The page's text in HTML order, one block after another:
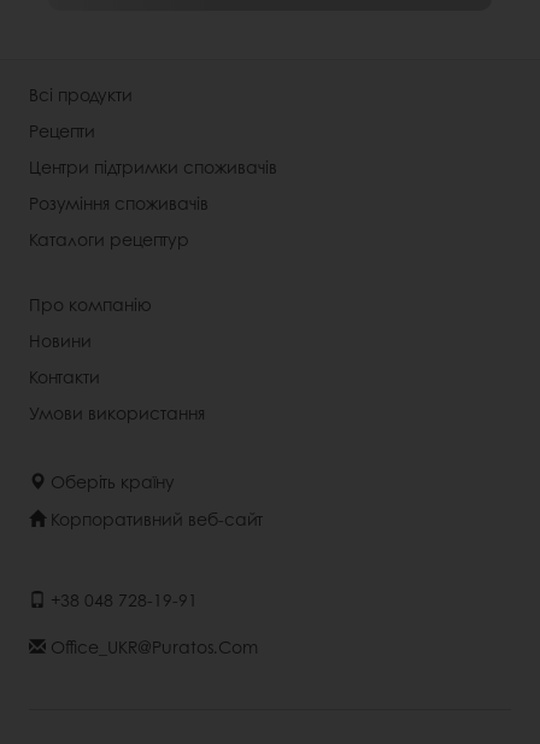
Всі продукти
Рецепти
Центри підтримки споживачів
Розуміння споживачів
Каталоги рецептур
Про компанію
Новини
Контакти
Умови використання
Оберіть країну
Корпоративний веб-сайт
+38 048 728-19-91
Office_UKR@puratos.com